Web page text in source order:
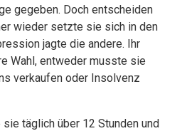
gegeben. Doch entscheiden
wieder setzte sie sich in den
jagte die andere. Ihr
Wahl, entweder musste sie
verkaufen oder Insolvenz
täglich über 12 Stunden und